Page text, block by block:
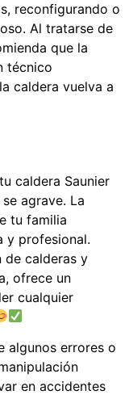
reconfigurando o
Al tratarse de
que la
técnico
caldera vuelva a
caldera Saunier
agrave. La
tu familia
y profesional.
de calderas y
ofrece un
cualquier
algunos errores o
en accidentes